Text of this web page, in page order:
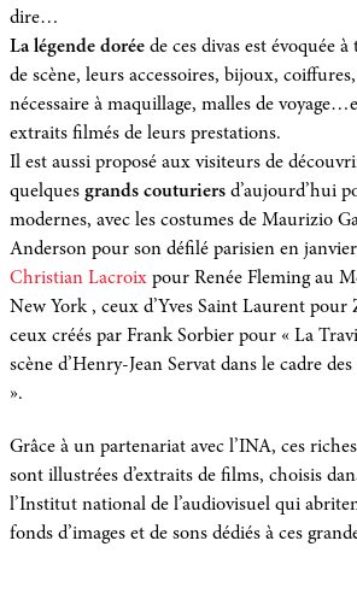
dire…
La légende dorée de ces divas est évoquée
de scène, leurs accessoires, bijoux,
nécessaire à maquillage, malles de
extraits filmés de leurs prestations.
Il est aussi proposé aux visiteurs de
quelques grands couturiers d’aujourd’hui
modernes, avec les costumes de Maurizio
Anderson pour son défilé parisien en
Christian Lacroix pour Renée Fleming au
New York , ceux d’Yves Saint Laurent pour
ceux créés par Frank Sorbier pour « La
scène d’Henry-Jean Servat dans le cadre
».
Grâce à un partenariat avec l’INA, ces
sont illustrées d’extraits de films, choisis
l’Institut national de l’audiovisuel qui
fonds d’images et de sons dédiés à ces